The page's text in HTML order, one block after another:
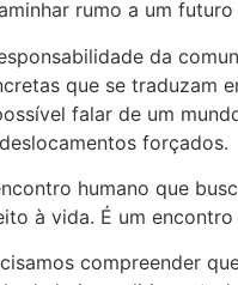
rumo a um
da
que se traduzam
falar de um
forçados.
humano que
à vida. É um
compreender